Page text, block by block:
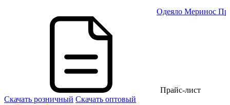
Одеяло Меринос
Прайс-лист
Скачать розничный Скачать оптовый